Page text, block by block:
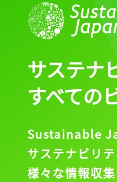
サステナ
すべての
Sustainable
サステナビリ
様々な情報収